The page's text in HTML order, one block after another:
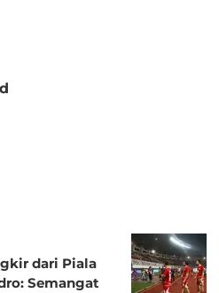
dari Piala
Semangat